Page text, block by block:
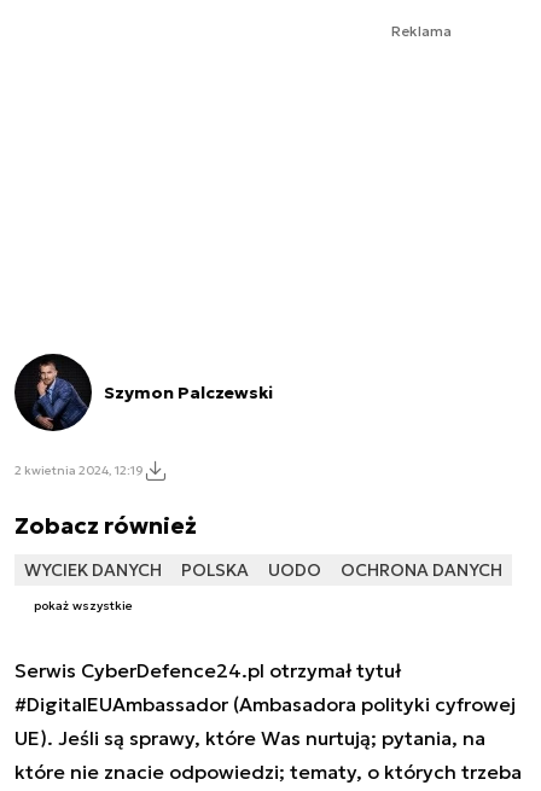
Reklama
Szymon Palczewski
2 kwietnia 2024, 12:19
Zobacz również
WYCIEK DANYCH POLSKA UODO OCHRONA DANYCH
pokaż wszystkie
Serwis CyberDefence24.pl otrzymał tytuł
#DigitalEUAmbassador (Ambasadora polityki cyfrowej
UE). Jeśli są sprawy, które Was nurtują; pytania, na
które nie znacie odpowiedzi; tematy, o których trzeba